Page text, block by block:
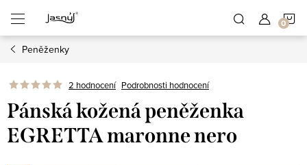
obsah
Peněženky
2 hodnocení Podrobnosti hodnocení
Pánská kožená peněženka
EGRETTA maronne nero